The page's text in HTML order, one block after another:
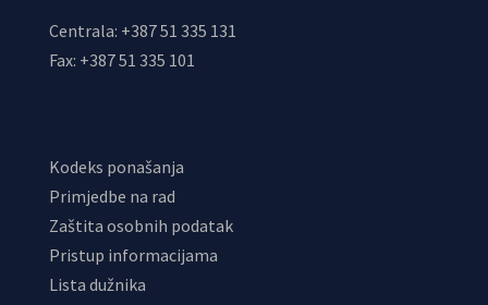
Centrala: +387 51 335 131
Fax: +387 51 335 101
Kodeks ponašanja
Primjedbe na rad
Zaštita osobnih podatak
Pristup informacijama
Lista dužnika